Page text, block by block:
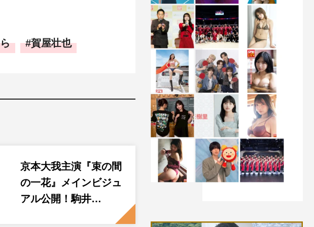
賀屋壮也
京本大我主演『束の間
の一花』メインビジュ
アル公開！駒井…